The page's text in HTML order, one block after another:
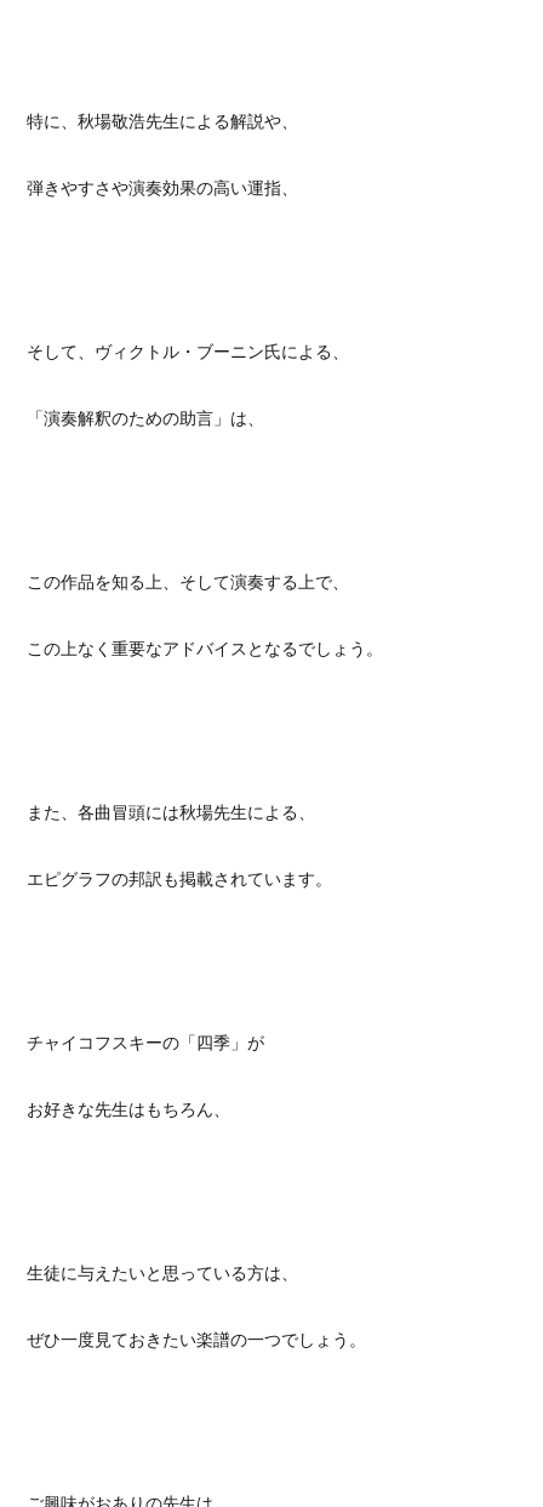
特に、秋場敬浩先生による解説や、
弾きやすさや演奏効果の高い運指、
そして、ヴィクトル・ブーニン氏による、
「演奏解釈のための助言」は、
この作品を知る上、そして演奏する上で、
この上なく重要なアドバイスとなるでしょう。
また、各曲冒頭には秋場先生による、
エピグラフの邦訳も掲載されています。
チャイコフスキーの「四季」が
お好きな先生はもちろん、
生徒に与えたいと思っている方は、
ぜひ一度見ておきたい楽譜の一つでしょう。